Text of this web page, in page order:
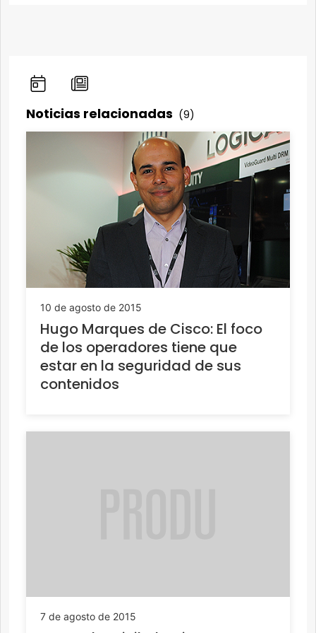
Noticias relacionadas (9)
10 de agosto de 2015
Hugo Marques de Cisco: El foco
de los operadores tiene que
estar en la seguridad de sus
contenidos
7 de agosto de 2015